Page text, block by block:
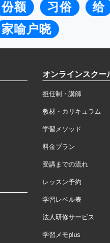
份额
习俗 给
家喻户晓
オンラインスクー
担任制・講師
教材・カリキュラム
学習メソッド
料金プラン
受講までの流れ
レッスン予約
学習レベル表
法人研修サービス
学習メモplus